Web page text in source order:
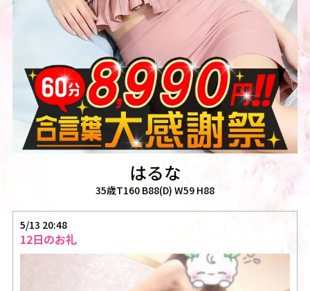
はるな
35歳T160 B88(D) W59 H88
5/13 20:48
12日のお礼